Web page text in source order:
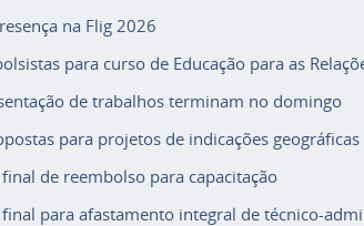
na Flig 2026
para curso de Educação para as
de trabalhos terminam no domingo
para projetos de indicações geográficas
de reembolso para capacitação
para afastamento integral de técnico-